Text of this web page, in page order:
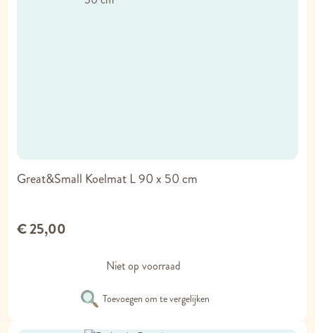
Great&Small Koelmat L 90 x 50 cm
€ 25,00
Niet op voorraad
Toevoegen om te vergelijken